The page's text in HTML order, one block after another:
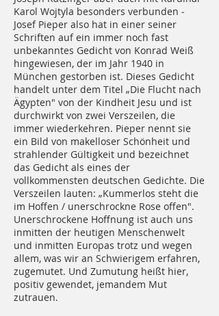
Karol Wojtyla besonders verbunden ‑
Josef Pieper also hat in einer seiner
Schriften auf ein immer noch fast
unbekanntes Gedicht von Konrad Weiß
hingewiesen, der im Jahr 1940 in
München gestorben ist. Dieses Gedicht
handelt unter dem Titel „Die Flucht nach
Ägypten" von der Kindheit Jesu und ist
durchwirkt von zwei Verszeilen, die
immer wiederkehren. Pieper nennt sie
ein Bild von makelloser Schönheit und
strahlender Gültigkeit und bezeichnet
das Gedicht als eines der
vollkommensten deutschen Gedichte. Die
Verszeilen lauten: „Kummerlos steht die
im Hoffen / unerschrockne Rose offen".
Unerschrockene Hoffnung ist auch uns
inmitten der heutigen Menschenwelt
und inmitten Europas trotz und wegen
allem, was wir an Schwierigem erfahren,
zugemutet. Und Zumutung heißt hier,
positiv gewendet, jemandem Mut
zutrauen.